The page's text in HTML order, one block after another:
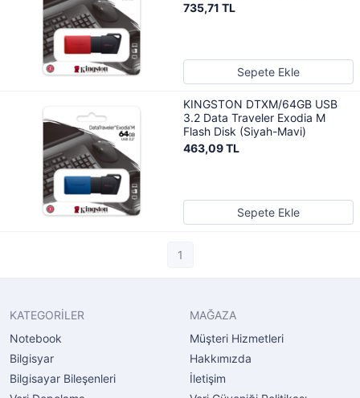
735,71 TL
Sepete Ekle
KINGSTON DTXM/64GB USB
3.2 Data Traveler Exodia M
Flash Disk (Siyah-Mavi)
463,09 TL
Sepete Ekle
1
KATEGORİLER
Notebook
Bilgisyar
Bilgisayar Bileşenleri
MAĞAZA
Müşteri Hizmetleri
Hakkımızda
İletişim